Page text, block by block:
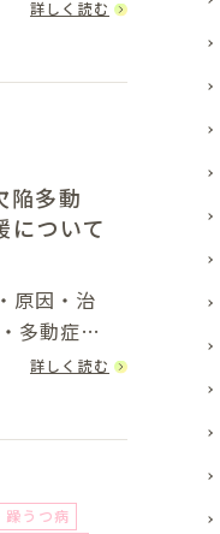
詳しく読む
陥多動
について
原因・治
多動症
詳しく読む
躁うつ病